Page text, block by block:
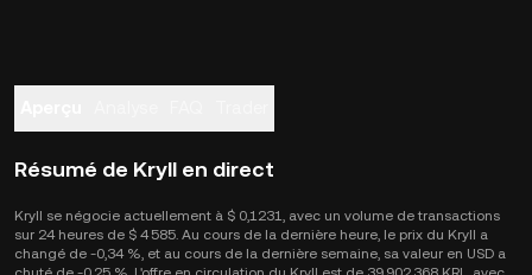
Résumé de Kryll en direct
Kryll se négocie actuellement à $ 0,1231, avec un volume de transactions
sur 24 heures de $ 4 585. Au cours de la dernière heure, le prix du Kryll a
changé de -0,34 %, et au cours de la dernière semaine, sa valeur en USD a